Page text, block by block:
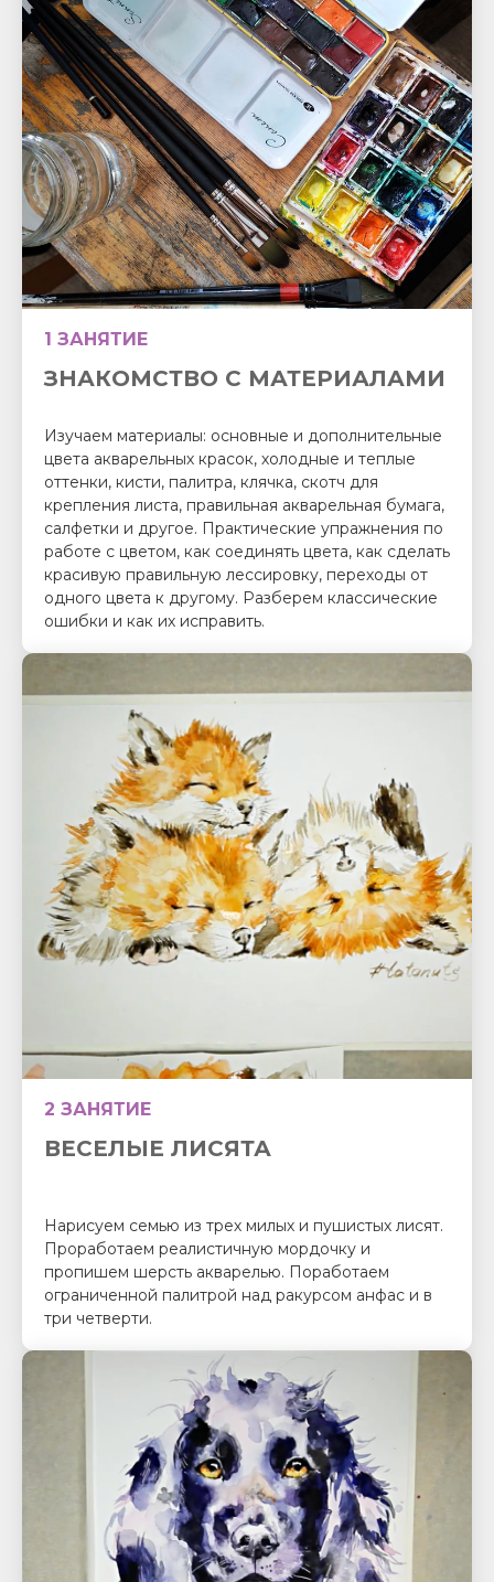
1 ЗАНЯТИЕ
ЗНАКОМСТВО С МАТЕРИАЛАМИ
Изучаем материалы: основные и дополнительные
цвета акварельных красок, холодные и теплые
оттенки, кисти, палитра, клячка, скотч для
крепления листа, правильная акварельная бумага,
салфетки и другое. Практические упражнения по
работе с цветом, как соединять цвета, как сделать
красивую правильную лессировку, переходы от
одного цвета к другому. Разберем классические
ошибки и как их исправить.
2 ЗАНЯТИЕ
ВЕСЕЛЫЕ ЛИСЯТА
Нарисуем семью из трех милых и пушистых лисят.
Проработаем реалистичную мордочку и
пропишем шерсть акварелью. Поработаем
ограниченной палитрой над ракурсом анфас и в
три четверти.